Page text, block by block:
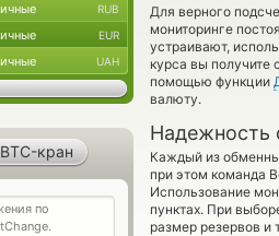
Для верного
мониторинге
устраивают,
курса вы получите
помощью функции
валюту.
Надежность
Каждый из
при этом команда
Использование
пунктах. При
размер резервов и
RUB
EUR
UAH
BTC-кран